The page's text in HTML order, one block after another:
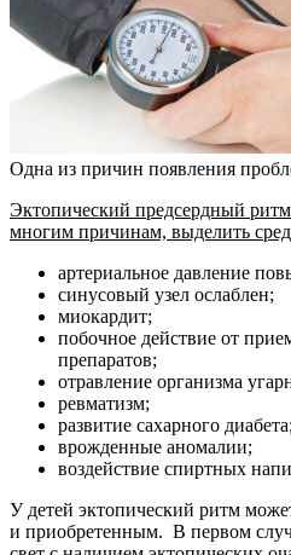
Одна из причин появления
Эктопический предсердный
многим причинам, выделить
артериальное давление
синусовый узел ослаблен;
миокардит;
побочное действие от
препаратов;
отравление организма
ревматизм;
развитие сахарного диабета;
врожденные аномалии;
воздействие спиртных
У детей эктопический ритм
и приобретенным. В первом